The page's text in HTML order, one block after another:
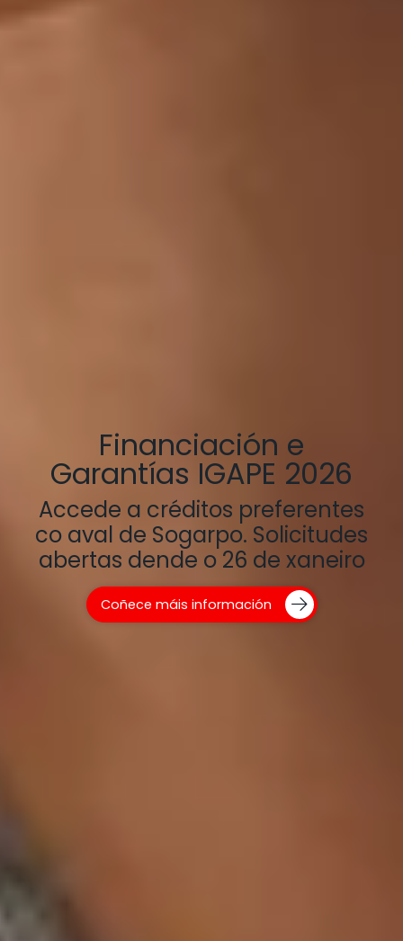
Convenio Deputación
Ourense
Préstamos bonificados pola
Deputación de Ourense para
pemes e autónomos
domiciliados na provincia